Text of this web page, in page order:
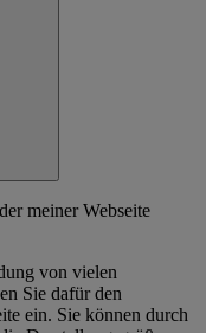
meiner Webseite
von vielen
Sie dafür den
ein. Sie können durch